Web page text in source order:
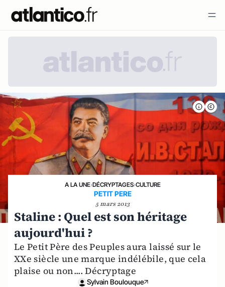
A LA UNE›DÉCRYPTAGES›CULTURE
PETIT PERE
5 mars 2013
Staline : Quel est son héritage
aujourd'hui ?
Le Petit Père des Peuples aura laissé sur le
XXe siècle une marque indélébile, que cela
plaise ou non.... Décryptage
Sylvain Boulouque